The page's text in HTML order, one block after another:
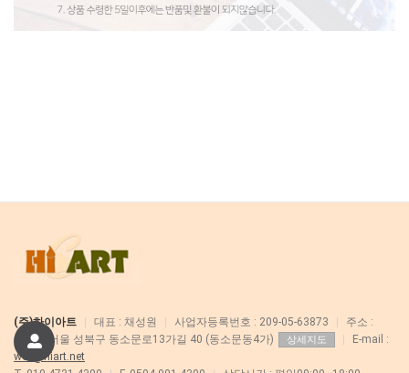
(주)하이아트 대표 : 채성원 사업자등록번호 : 209-05-63873
주소 :
02832 서울 성북구 동소문로13가길 40 (동소문동4가)
상세지도
E-mail :
web@hiart.net